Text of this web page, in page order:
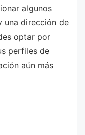
algunos
una dirección de
optar por
perfiles de
aún más